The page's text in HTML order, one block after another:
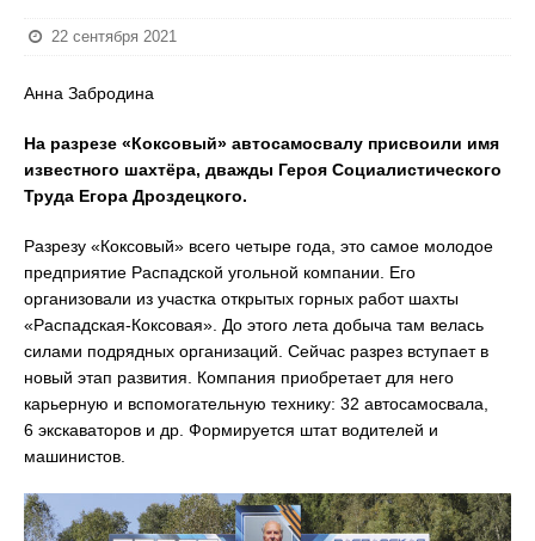
22 сентября 2021
Анна Забродина
На разрезе «Коксовый» автосамосвалу присвоили имя
известного шахтёра, дважды Героя Социалистического
Труда Егора Дроздецкого.
Разрезу «Коксовый» всего четыре года, это самое молодое
предприятие Распадской угольной компании. Его
организовали из участка открытых горных работ шахты
«Распадская-Коксовая». До этого лета добыча там велась
силами подрядных организаций. Сейчас разрез вступает в
новый этап развития. Компания приобретает для него
карьерную и вспомогательную технику: 32 автосамосвала,
6 экскаваторов и др. Формируется штат водителей и
машинистов.